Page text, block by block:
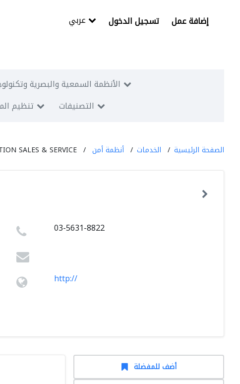
تسجيل الدخول إضافة عمل
الأنظمة السمعية والبصرية
تنظيم التصنيفات
الصفحة الرئيسية الخدمات أنظمة أمن SALES & SERVICE
03-5631-8822
http://
أضف للمفضلة